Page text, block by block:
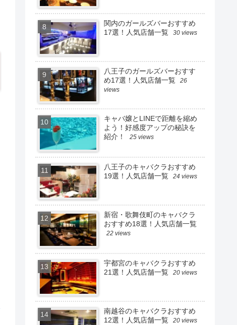
関内のガールズバーおすすめ
17選！人気店舗一覧
30 views
八王子のガールズバーおすす
め17選！人気店舗一覧
26
views
キャバ嬢とLINEで距離を縮め
よう！好感度アップの秘訣を
紹介！
25 views
八王子のキャバクラおすすめ
19選！人気店舗一覧
24 views
新宿・歌舞伎町のキャバクラ
おすすめ18選！人気店舗一覧
22 views
宇都宮のキャバクラおすすめ
21選！人気店舗一覧
20 views
南越谷のキャバクラおすすめ
12選！人気店舗一覧
20 views